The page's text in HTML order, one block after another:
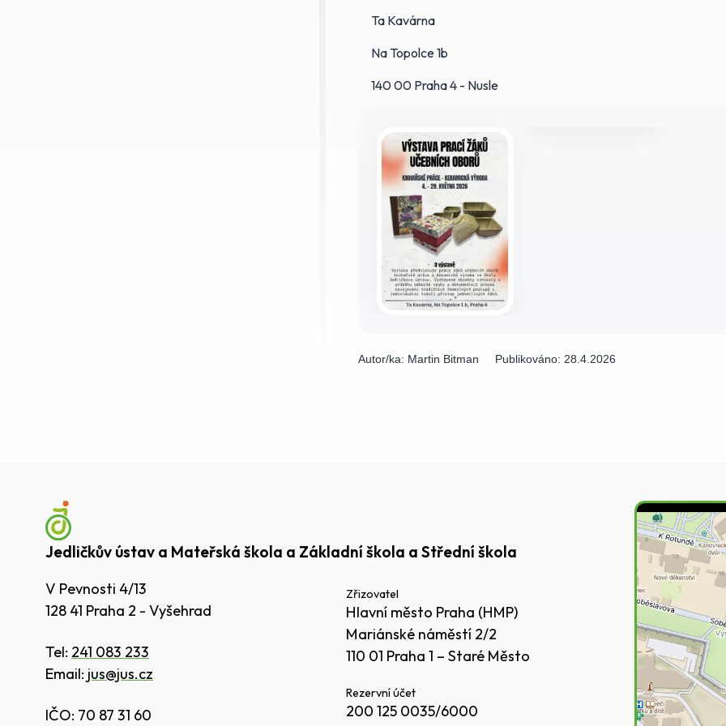
Ta Kavárna
Na Topolce 1b
140 00 Praha 4 - Nusle
Autor/ka: Martin Bitman Publikováno: 28.4.2026
Jedličkův ústav a Mateřská škola a Základní škola a Střední škola
V Pevnosti 4/13
128 41 Praha 2 - Vyšehrad
Tel: 241 083 233
Email: jus@jus.cz
IČO: 70 87 31 60
Zřizovatel
Hlavní město Praha (HMP)
Mariánské náměstí 2/2
110 01 Praha 1 – Staré Město
Rezervní účet
200 125 0035/6000